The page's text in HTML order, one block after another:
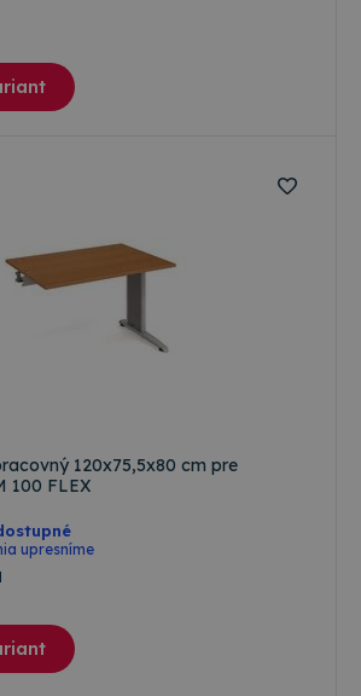
120x75,5x80 cm pre
100 FLEX
upresníme